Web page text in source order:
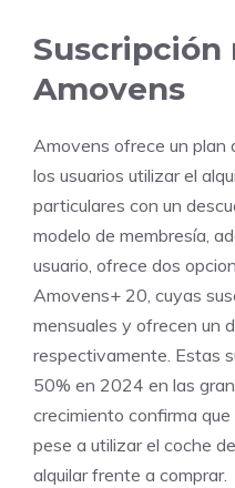
Suscripción
Amovens
Amovens ofrece un plan
los usuarios utilizar el
particulares con un
modelo de membresía,
usuario, ofrece dos
Amovens+ 20, cuyas
mensuales y ofrecen un
respectivamente. Estas
50% en 2024 en las
crecimiento confirma
pese a utilizar el coche
alquilar frente a comprar.